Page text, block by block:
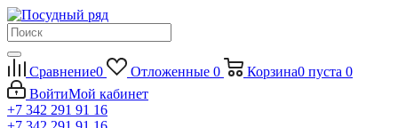
Сравнение0 Отложенные 0 Корзина0 пуста 0
ВойтиМой кабинет
+7 342 291 91 16